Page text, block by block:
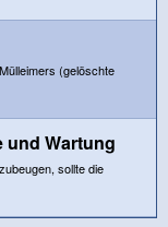
(gelöschte
und Wartung
sollte die